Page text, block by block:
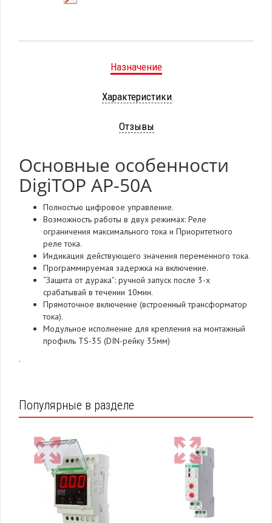
Назначение
Характеристики
Отзывы
Основные особенности
DigiTOP AP-50A
Полностью цифровое управление.
Возможность работы в двух режимах: Реле
ограничения максимального тока и Приоритетного
реле тока.
Индикация действующего значения переменного тока.
Программируемая задержка на включение.
“Защита от дурака”: ручной запуск после 3-х
срабатывай в течении 10мин.
Прямоточное включение (встроенный трансформатор
тока).
Модульное исполнение для крепления на монтажный
профиль TS-35 (DIN-рейку 35мм)
.
Популярные в разделе